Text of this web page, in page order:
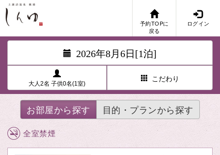
予約TOPに
戻る
ログイン
2026年8月6日[1泊]
大人2名 子供0名(1室)
こだわり
お部屋から探す 目的・プランから探す
全室禁煙